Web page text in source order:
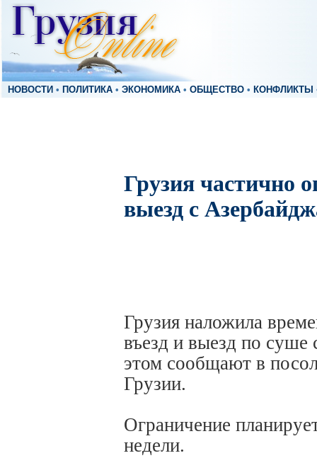
НОВОСТИ • ПОЛИТИКА • ЭКОНОМИКА • ОБЩЕСТВО • КОНФЛИКТЫ
Грузия частично
выезд с
Грузия наложила
въезд и выезд по
этом сообщают в
Грузии.
Ограничение
недели.